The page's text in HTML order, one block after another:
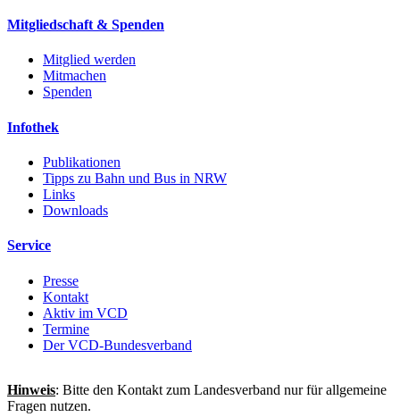
Mitgliedschaft & Spenden
Mitglied werden
Mitmachen
Spenden
Infothek
Publikationen
Tipps zu Bahn und Bus in NRW
Links
Downloads
Service
Presse
Kontakt
Aktiv im VCD
Termine
Der VCD-Bundesverband
Hinweis: Bitte den Kontakt zum Landesverband nur für allgemeine
Fragen nutzen.